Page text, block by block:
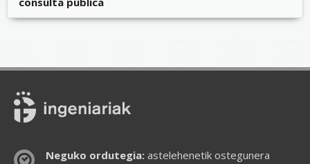
Neguko ordutegia:astelehenetik ostegunera